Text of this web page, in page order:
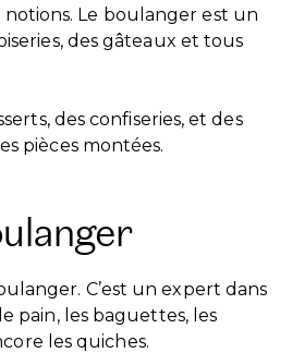
Le boulanger est un
des gâteaux et tous
des confiseries, et des
pièces montées.
C’est un expert dans
pain, les baguettes, les
les quiches.